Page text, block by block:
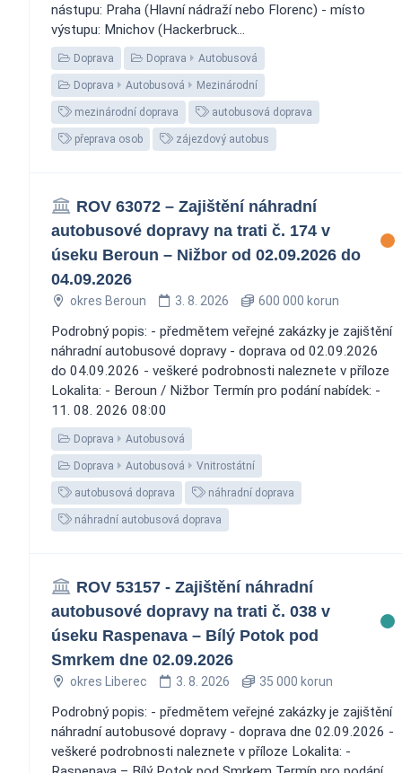
nástupu: Praha (Hlavní nádraží nebo Florenc) - místo
výstupu: Mnichov (Hackerbruck...
Doprava Doprava Autobusová
Doprava Autobusová Mezinárodní
mezinárodní doprava autobusová doprava
přeprava osob zájezdový autobus
ROV 63072 – Zajištění náhradní
autobusové dopravy na trati č. 174 v
úseku Beroun – Nižbor od 02.09.2026 do
04.09.2026
okres Beroun 3. 8. 2026 600 000 korun
Podrobný popis: - předmětem veřejné zakázky je zajištění
náhradní autobusové dopravy - doprava od 02.09.2026
do 04.09.2026 - veškeré podrobnosti naleznete v příloze
Lokalita: - Beroun / Nižbor Termín pro podání nabídek: -
11. 08. 2026 08:00
Doprava Autobusová
Doprava Autobusová Vnitrostátní
autobusová doprava náhradní doprava
náhradní autobusová doprava
ROV 53157 - Zajištění náhradní
autobusové dopravy na trati č. 038 v
úseku Raspenava – Bílý Potok pod
Smrkem dne 02.09.2026
okres Liberec 3. 8. 2026 35 000 korun
Podrobný popis: - předmětem veřejné zakázky je zajištění
náhradní autobusové dopravy - doprava dne 02.09.2026 -
veškeré podrobnosti naleznete v příloze Lokalita: -